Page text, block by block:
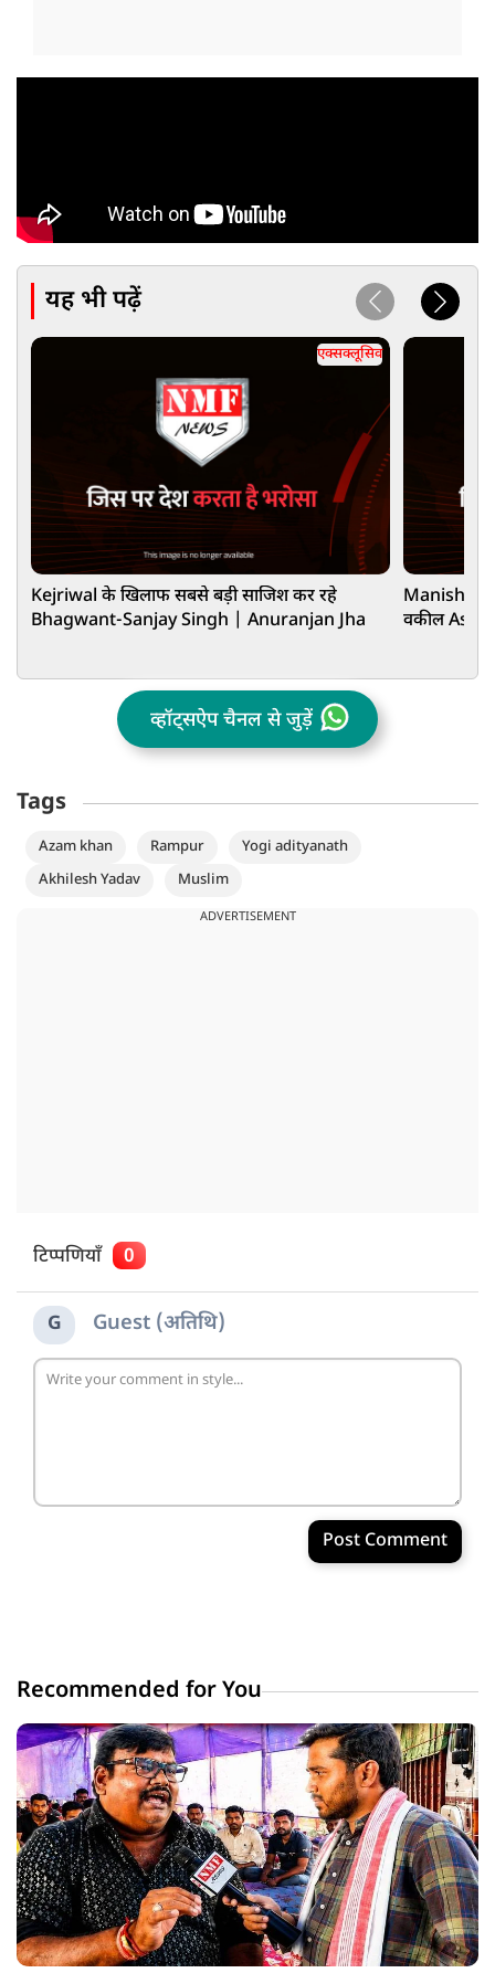
यह भी पढ़ें
एक्सक्लूसिव
Kejriwal के खिलाफ सबसे बड़ी साजिश कर रहे
Bhagwant-Sanjay Singh | Anuranjan Jha
Manish
वकील
व्हॉट्सऐप चैनल से जुड़ें
Tags
Azam khan Rampur
Yogi adityanath
Akhilesh Yadav
Muslim
ADVERTISEMENT
टिप्पणियाँ 0
G Guest (अतिथि)
Post Comment
Recommended for You